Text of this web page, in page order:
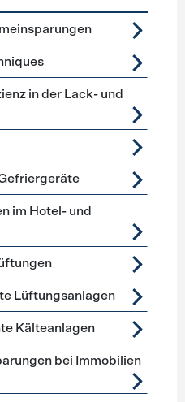
Kälte, Klima
in der Lack- und
im Hotel- und
Lüftungsanlagen
Kälteanlagen
bei Immobilien